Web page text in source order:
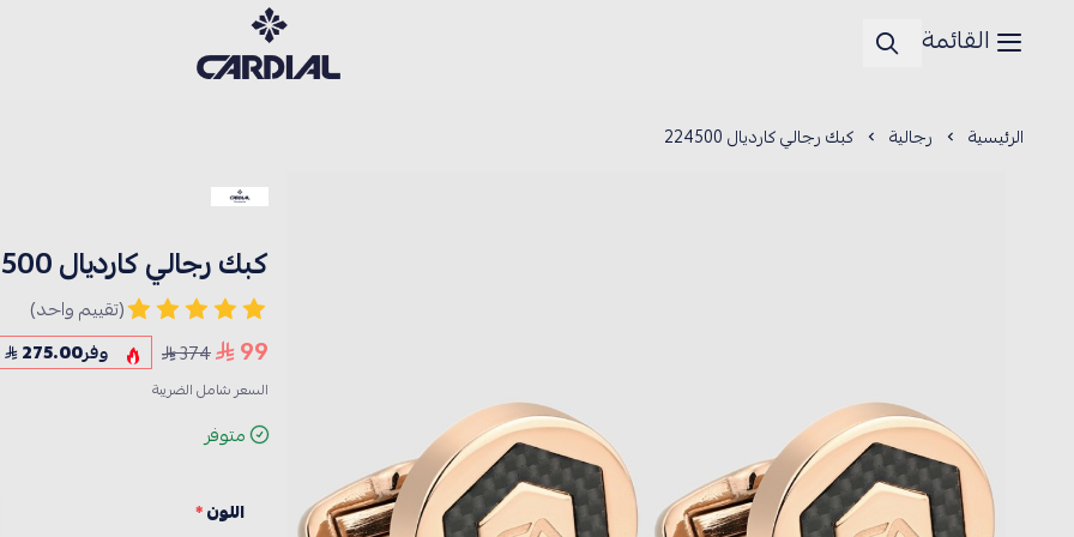
القائمة كارديــال
الرئيسية رجالية كبك رجالي كارديال 224500
كبك رجالي كارديال 224500
(تقييم واحد)
99
374 وفر275.00
السعر شامل الضريبة
متوفر
اللون*